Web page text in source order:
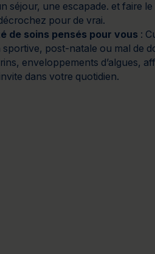
séjour, une escapade. et faire
pour de vrai.
de soins pensés pour vous :
post-natale ou mal de
enveloppements d’algues,
dans votre quotidien.